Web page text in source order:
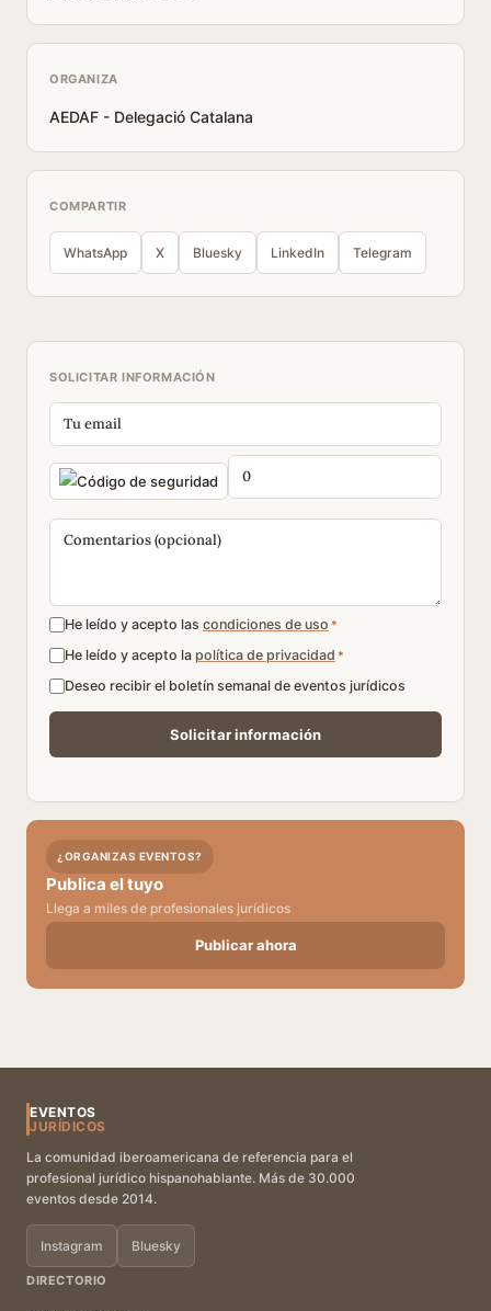
ORGANIZA
AEDAF - Delegació Catalana
COMPARTIR
WhatsApp X Bluesky LinkedIn Telegram
SOLICITAR INFORMACIÓN
He leído y acepto las condiciones de uso *
He leído y acepto la política de privacidad *
Deseo recibir el boletín semanal de eventos jurídicos
¿ORGANIZAS EVENTOS?
Publica el tuyo
Llega a miles de profesionales jurídicos
Publicar ahora
EVENTOS
JURÍDICOS
La comunidad iberoamericana de referencia para el
profesional jurídico hispanohablante. Más de 30.000
eventos desde 2014.
Instagram Bluesky
DIRECTORIO